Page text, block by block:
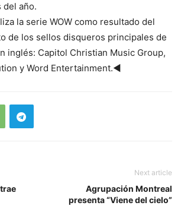
del año.
la serie WOW como resultado del
de los sellos disqueros principales de
inglés: Capitol Christian Music Group,
y Word Entertainment.◄
Next article
Agrupación Montreal
presenta “Viene del cielo”